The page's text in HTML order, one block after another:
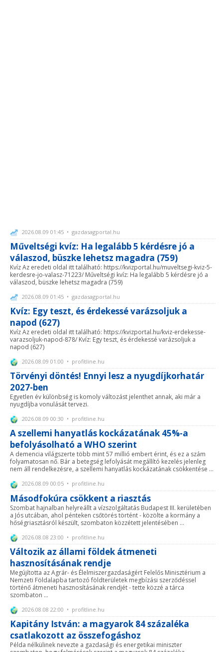
2026.08.09 01:45 • gazdasagportal.hu
Műveltségi kvíz: Ha legalább 5 kérdésre jó a
válaszod, büszke lehetsz magadra (759)
Kvíz Az eredeti oldal itt található: https://kvizportal.hu/muveltsegi-kviz-5-
kerdesre-jo-valasz-71223/ Műveltségi kvíz: Ha legalább 5 kérdésre jó a
válaszod, büszke lehetsz magadra (759)
2026.08.09 01:45 • gazdasagportal.hu
Kvíz: Egy teszt, és érdekessé varázsoljuk a
napod (627)
Kvíz Az eredeti oldal itt található: https://kvizportal.hu/kviz-erdekesse-
varazsoljuk-napod-878/ Kvíz: Egy teszt, és érdekessé varázsoljuk a
napod (627)
2026.08.09 01:00 • profitline.hu
Törvényi döntés! Ennyi lesz a nyugdíjkorhatár
2027-ben
Egyetlen év különbség is komoly változást jelenthet annak, aki már a
nyugdíjba vonulását tervezi.
2026.08.09 00:30 • profitline.hu
A szellemi hanyatlás kockázatának 45%-a
befolyásolható a WHO szerint
A demencia világszerte több mint 57 millió embert érint, és ez a szám
folyamatosan nő. Bár a betegség lefolyását megállító kezelés jelenleg
nem áll rendelkezésre, a szellemi hanyatlás kockázatának csökkentése ...
2026.08.09 00:05 • profitline.hu
Másodfokúra csökkent a riasztás
Szombat hajnalban helyreállt a vízszolgáltatás Budapest III. kerületében
a Jós utcában, ahol pénteken csőtörés történt - közölte a kormány a
hőségriasztásról készült, szombaton közzétett jelentésében ...
2026.08.08 23:00 • profitline.hu
Változik az állami földek átmeneti
hasznosításának rendje
Megújította az Agrár- és Élelmiszergazdaságért Felelős Minisztérium a
Nemzeti Földalapba tartozó földterületek megbízási szerződéssel
történő átmeneti hasznosításának rendjét - tette közzé a tárca
szombaton ...
2026.08.08 22:00 • profitline.hu
Kapitány István: a magyarok 84 százaléka
csatlakozott az összefogáshoz
Példa nélkülinek nevezte a gazdasági és energetikai miniszter